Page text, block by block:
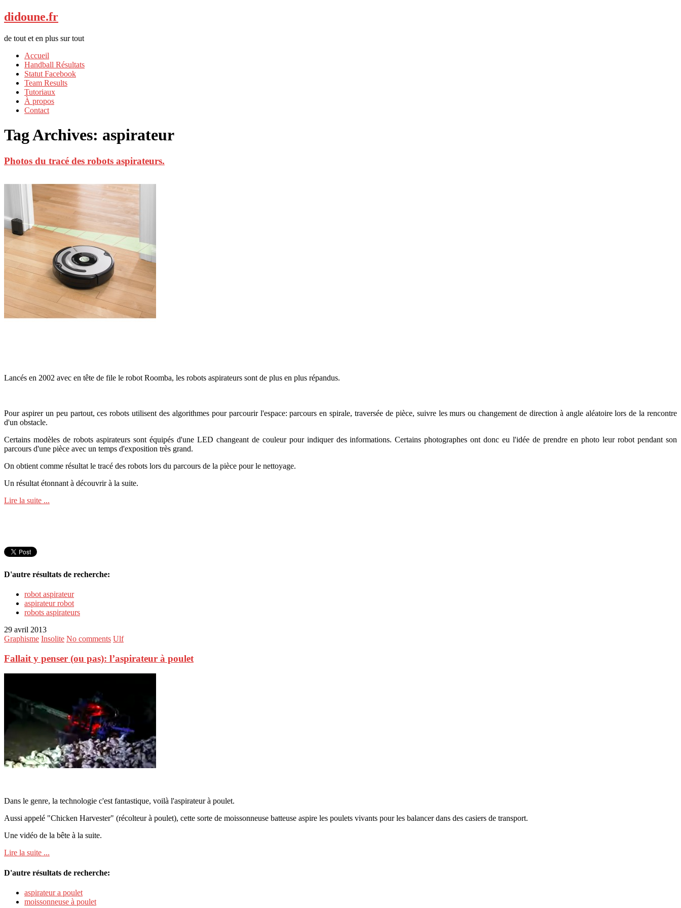
didoune.fr
de tout et en plus sur tout
Accueil
Handball Résultats
Statut Facebook
Team Results
Tutoriaux
À propos
Contact
Tag Archives: aspirateur
Photos du tracé des robots aspirateurs.
Lancés en 2002 avec en tête de file le robot Roomba, les robots aspirateurs sont de plus en plus répandus.
Pour aspirer un peu partout, ces robots utilisent des algorithmes pour parcourir l'espace: parcours en spirale, traversée de pièce, suivre les murs ou changement de direction à angle aléatoire lors de la rencontre
d'un obstacle.
Certains modèles de robots aspirateurs sont équipés d'une LED changeant de couleur pour indiquer des informations. Certains photographes ont donc eu l'idée de prendre en photo leur robot pendant son
parcours d'une pièce avec un temps d'exposition très grand.
On obtient comme résultat le tracé des robots lors du parcours de la pièce pour le nettoyage.
Un résultat étonnant à découvrir à la suite.
Lire la suite ...
D'autre résultats de recherche:
robot aspirateur
aspirateur robot
robots aspirateurs
29 avril 2013
Graphisme Insolite No comments Ulf
Fallait y penser (ou pas): l’aspirateur à poulet
Dans le genre, la technologie c'est fantastique, voilà l'aspirateur à poulet.
Aussi appelé "Chicken Harvester" (récolteur à poulet), cette sorte de moissonneuse batteuse aspire les poulets vivants pour les balancer dans des casiers de transport.
Une vidéo de la bête à la suite.
Lire la suite ...
D'autre résultats de recherche:
aspirateur a poulet
moissonneuse à poulet